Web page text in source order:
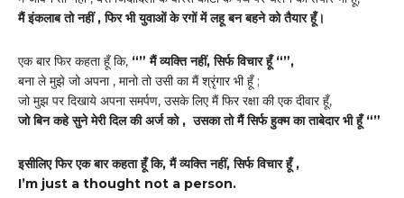
मैं इंकलाब तो नहीं , फिर भी युवाओं के रगों में लहू बन बहने को तैयार हूँ।
एक बार फिर कहता हूँ कि, “” मैं व्यक्ति नहीं, सिर्फ विचार हूँ “”,
बना ले मुझे जो अपना , मानो तो उसी का मैं श्रृंगार भी हूँ ;
जो मुझ पर दिखाये अपना समर्पण, उसके लिए मैं फिर रक्षा की एक दीवार हूँ,
जो बिन कहे सुने मेरी दिल की अर्ज को , उसका तो मैं सिर्फ हुक्म का ताबेदार भी हूँ “”
इसीलिए फिर एक बार कहता हूँ कि, मैं व्यक्ति नहीं, सिर्फ विचार हूँ ,
I’m just a thought not a person.